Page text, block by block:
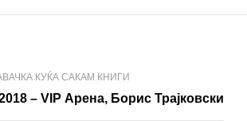
КУЌА САКАМ КНИГИ
– VIP Арена, Борис Трајковски